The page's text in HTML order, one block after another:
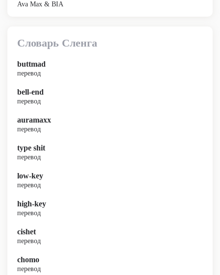
Ava Max & BIA
Словарь Сленга
buttmad
перевод
bell-end
перевод
auramaxx
перевод
type shit
перевод
low-key
перевод
high-key
перевод
cishet
перевод
chomo
перевод